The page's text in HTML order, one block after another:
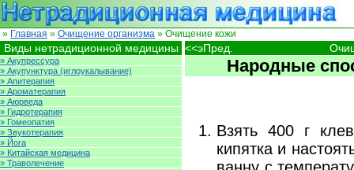
» Главная » Очищение организма » Очищение кожи
<<эПред.
Народные
Взять 400 г
кипятка и
Виды нетрадиционной медицины
» Акупрессура
» Акупунктура (иглоукалывание)
» Апитерапия
» Ароматерапия
» Аюрведа
» Гидротерапия
» Гомеопатия
» Звукотерапия
» Йога
» Китайская медицина
» Траволечение